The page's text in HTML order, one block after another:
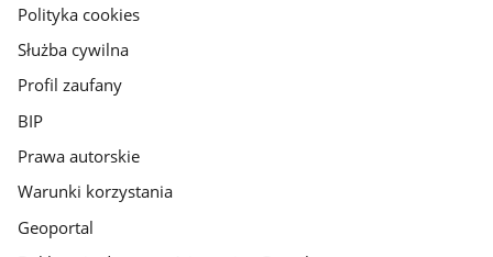
gov.pl
Polityka cookies
Służba cywilna
Profil zaufany
BIP
Prawa autorskie
Warunki korzystania
Geoportal